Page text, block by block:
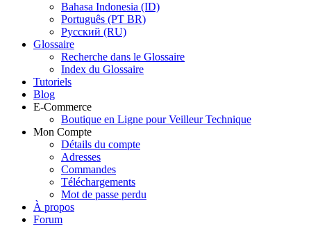
Bahasa Indonesia (ID)
Português (PT BR)
Pусский (RU)
Glossaire
Recherche dans le Glossaire
Index du Glossaire
Tutoriels
Blog
E-Commerce
Boutique en Ligne pour Veilleur Technique
Mon Compte
Détails du compte
Adresses
Commandes
Téléchargements
Mot de passe perdu
À propos
Forum